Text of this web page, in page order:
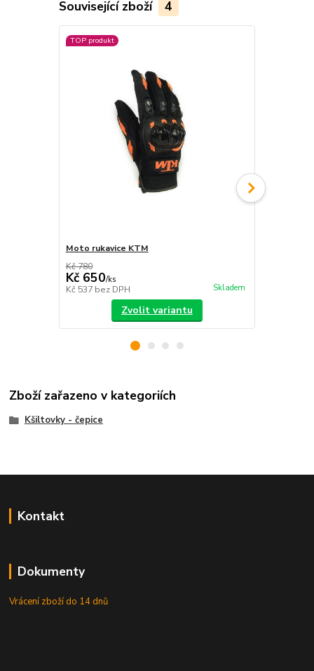
Související zboží 4
TOP produkt
Moto rukavice KTM
Kč 780
Kč 650/ks
Kč 537 bez DPH Skladem
Zvolit variantu
Zboží zařazeno v kategoriích
Kšiltovky - čepice
Kontakt
Dokumenty
Vrácení zboží do 14 dnů